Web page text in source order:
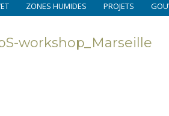
ZONES HUMIDES PROJETS
workshop_Marseille